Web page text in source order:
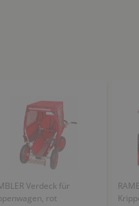
Verdeck für
rot